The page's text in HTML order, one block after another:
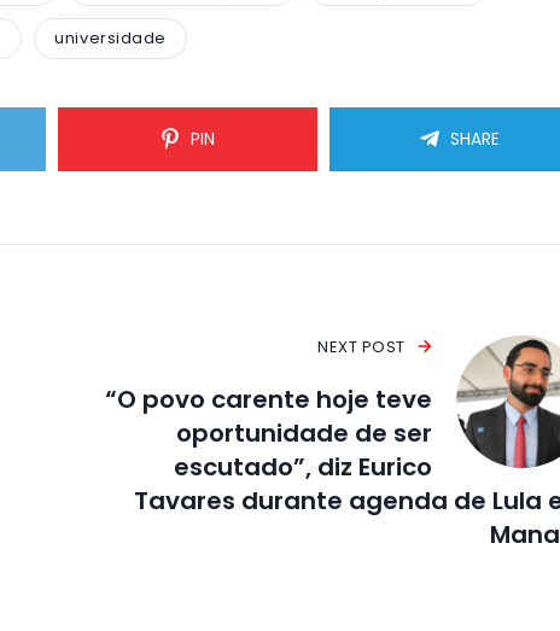
universidade
PIN SHARE
NEXT POST
“O povo carente hoje teve
oportunidade de ser
escutado”, diz Eurico
Tavares durante agenda de Lula